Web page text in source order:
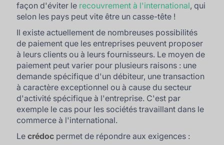
façon d'éviter le recouvrement à l'international, qui
selon les pays peut vite être un casse-tête !
Il existe actuellement de nombreuses possibilités
de paiement que les entreprises peuvent proposer
à leurs clients ou à leurs fournisseurs. Le moyen de
paiement peut varier pour plusieurs raisons : une
demande spécifique d'un débiteur, une transaction
à caractère exceptionnel ou à cause du secteur
d'activité spécifique à l'entreprise. C'est par
exemple le cas pour les sociétés travaillant dans le
commerce à l'international.
Lecrédoc permet de répondre aux exigences :